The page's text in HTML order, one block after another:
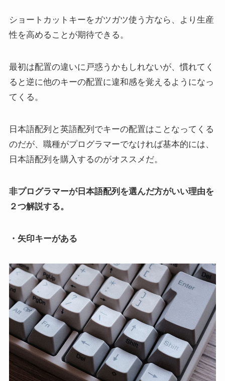
ショートカットキーをガツガツ使う方なら、より生産
性を高めることが期待できる。
最初は配置の違いに戸惑うかもしれないが、慣れてく
ると逆に他のキーの配置に違和感を覚えるようになっ
てくる。
日本語配列と英語配列でキーの配置はことなってくる
のだが、職種がプログラマーでなければ基本的には、
日本語配列を購入するのがオススメだ。
非プログラマーが日本語配列を選んだ方がいい理由を
２つ解説する。
・矢印キーがある